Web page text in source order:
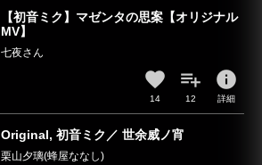
【初音ミク】マゼンタの思案【オリジナル
MV】
七夜さん
14 12
info
詳細
Original, 初音ミク／ 世余威ノ宵
栗山夕璃(蜂屋ななし)